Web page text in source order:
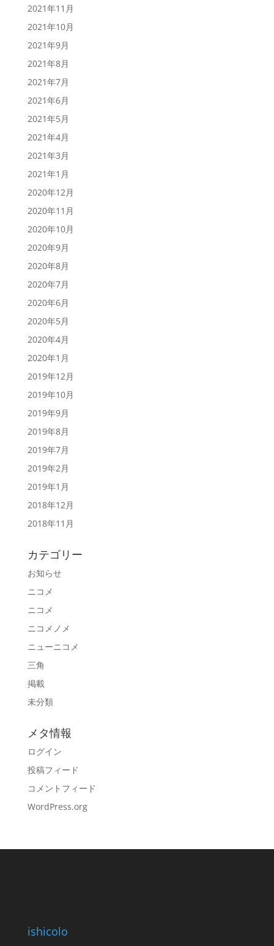
2021年11月
2021年10月
2021年9月
2021年8月
2021年7月
2021年6月
2021年5月
2021年4月
2021年3月
2021年1月
2020年12月
2020年11月
2020年10月
2020年9月
2020年8月
2020年7月
2020年6月
2020年5月
2020年4月
2020年1月
2019年12月
2019年10月
2019年9月
2019年8月
2019年7月
2019年2月
2019年1月
2018年12月
2018年11月
カテゴリー
お知らせ
ニコメ
ニコメ
ニコメノメ
ニューニコメ
三角
掲載
未分類
メタ情報
ログイン
投稿フィード
コメントフィード
WordPress.org
ishicolo